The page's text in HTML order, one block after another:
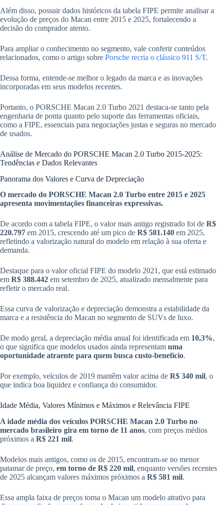
Além disso, possuir dados históricos da tabela FIPE permite analisar a
evolução de preços do Macan entre 2015 e 2025, fortalecendo a
decisão do comprador atento.
Para ampliar o conhecimento no segmento, vale conferir conteúdos
relacionados, como o artigo sobre Porsche recria o clássico 911 S/T.
Dessa forma, entende-se melhor o legado da marca e as inovações
incorporadas em seus modelos recentes.
Portanto, o PORSCHE Macan 2.0 Turbo 2021 destaca-se tanto pela
engenharia de ponta quanto pelo suporte das ferramentas oficiais,
como a FIPE, essenciais para negociações justas e seguras no mercado
de usados.
Análise de Mercado do PORSCHE Macan 2.0 Turbo 2015-2025:
Tendências e Dados Relevantes
Panorama dos Valores e Curva de Depreciação
O mercado do PORSCHE Macan 2.0 Turbo entre 2015 e 2025
apresenta movimentações financeiras expressivas.
De acordo com a tabela FIPE, o valor mais antigo registrado foi de R$
220.797 em 2015, crescendo até um pico de R$ 581.140 em 2025,
refletindo a valorização natural do modelo em relação à sua oferta e
demanda.
Destaque para o valor oficial FIPE do modelo 2021, que está estimado
em R$ 388.442 em setembro de 2025, atualizado mensalmente para
refletir o mercado real.
Essa curva de valorização e depreciação demonstra a estabilidade da
marca e a resistência do Macan no segmento de SUVs de luxo.
De modo geral, a depreciação média anual foi identificada em 10,3%,
o que significa que modelos usados ainda representam uma
oportunidade atraente para quem busca custo-benefício.
Por exemplo, veículos de 2019 mantêm valor acima de R$ 340 mil, o
que indica boa liquidez e confiança do consumidor.
Idade Média, Valores Mínimos e Máximos e Relevância FIPE
A idade média dos veículos PORSCHE Macan 2.0 Turbo no
mercado brasileiro gira em torno de 11 anos, com preços médios
próximos a R$ 221 mil.
Modelos mais antigos, como os de 2015, encontram-se no menor
patamar de preço, em torno de R$ 220 mil, enquanto versões recentes
de 2025 alcançam valores máximos próximos a R$ 581 mil.
Essa ampla faixa de preços torna o Macan um modelo atrativo para